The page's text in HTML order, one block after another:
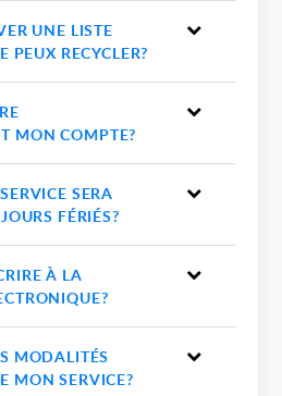
UNE LISTE
PEUX RECYCLER?
MON COMPTE?
SERA
FÉRIÉS?
À LA
MODALITÉS
MON SERVICE?